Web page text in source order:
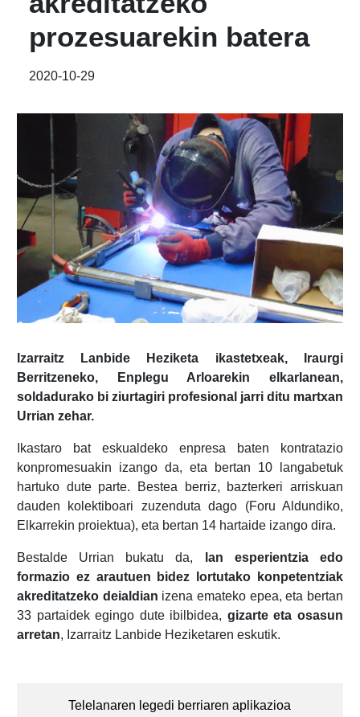
prozesuarekin batera
2020-10-29
Izarraitz Lanbide Heziketa ikastetxeak, Iraurgi
Berritzeneko, Enplegu Arloarekin elkarlanean,
soldadurako bi ziurtagiri profesional jarri ditu martxan
Urrian zehar.
Ikastaro bat eskualdeko enpresa baten kontratazio
konpromesuakin izango da, eta bertan 10 langabetuk
hartuko dute parte. Bestea berriz, bazterkeri arriskuan
dauden kolektiboari zuzenduta dago (Foru Aldundiko,
Elkarrekin proiektua), eta bertan 14 hartaide izango dira.
Bestalde Urrian bukatu da,
lan esperientzia edo
formazio ez arautuen bidez lortutako konpetentziak
akreditatzeko deialdian izena emateko epea, eta bertan
33 partaidek egingo dute ibilbidea, gizarte eta osasun
arretan, Izarraitz Lanbide Heziketaren eskutik.
Telelanaren legedi berriaren aplikazioa